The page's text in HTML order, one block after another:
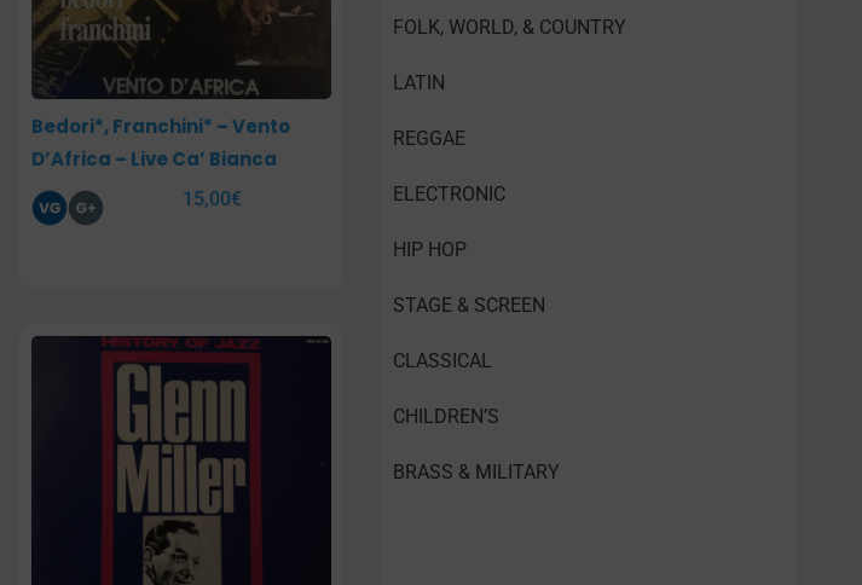
Bedori*, Franchini* – Vento
D’Africa – Live Ca’ Bianca
15,00€
FOLK, WORLD, & COUNTRY
LATIN
REGGAE
ELECTRONIC
HIP HOP
STAGE & SCREEN
CLASSICAL
CHILDREN’S
BRASS & MILITARY